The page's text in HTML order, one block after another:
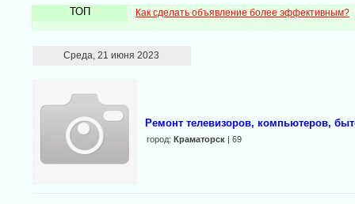
ТОП Как сделать объявление более эффективным?
Среда, 21 июня 2023
Ремонт телевизоров, компьютеров,
город: Краматорск| 69